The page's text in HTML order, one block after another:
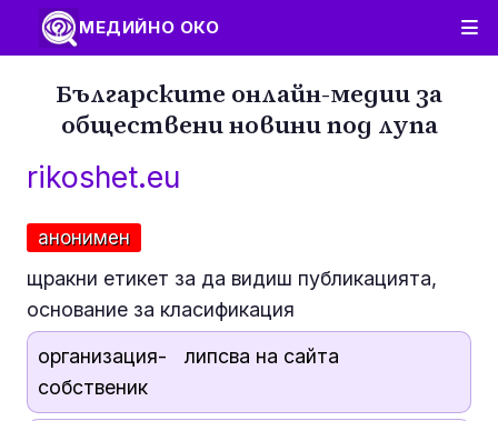
МЕДИЙНО ОКО
Българските онлайн-медии за
обществени новини под лупа
rikoshet.eu
анонимен
щракни етикет за да видиш публикацията,
основание за класификация
организация-
собственик
липсва на сайта